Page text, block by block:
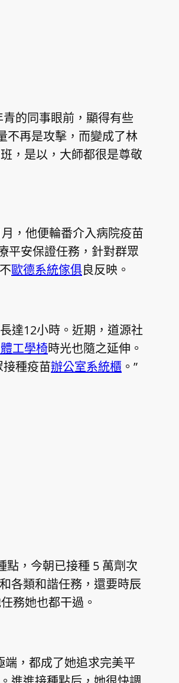
的同事眼前，顯得有些
不再是攻擊，而變成了林
，是以，大師都很是尊敬
，他便輪番介入病院疫苗
平安保證任務，針對群眾
歐德系統傢俱良反映。
達12小時。近期，道源社
工學椅時光也隨之延伸。
種疫苗辦公室系統櫃 。”
點，今朝已接種 5 萬劑次
各類和諧任務，還要時辰
務她也都干過。
端，都成了她追求完美平